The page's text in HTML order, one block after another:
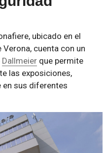
ubicado en el
cuenta con un
Dallmeierque permite
las exposiciones,
en sus diferentes